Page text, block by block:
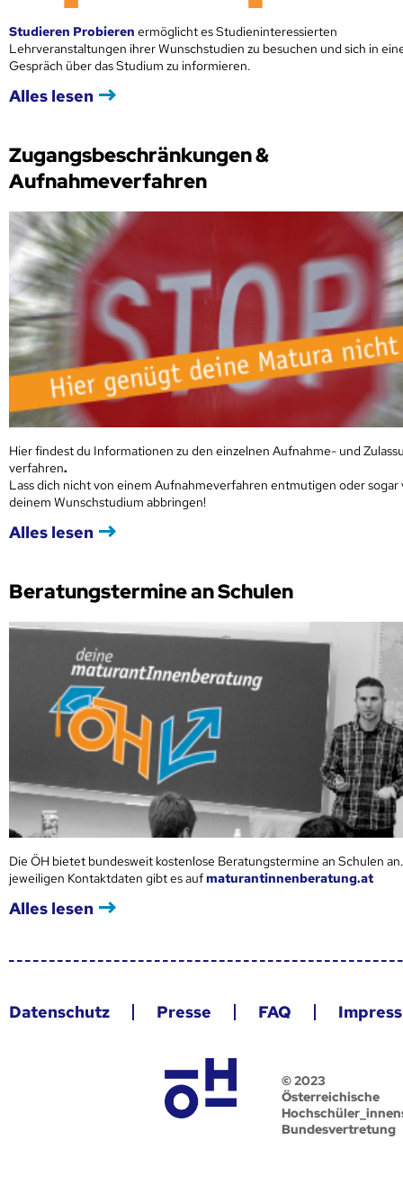
Studieren Probieren ermöglicht es Studieninteressierten
Lehrveranstaltungen ihrer Wunschstudien zu besuchen und sich in
Gespräch über das Studium zu informieren.
Alles lesen
Zugangsbeschränkungen &
Aufnahmeverfahren
Hier findest du Informationen zu den einzelnen Aufnahme- und
verfahren.
Lass dich nicht von einem Aufnahmeverfahren entmutigen oder sogar
deinem Wunschstudium abbringen!
Alles lesen
Beratungstermine an Schulen
Die ÖH bietet bundesweit kostenlose Beratungstermine an Schulen
jeweiligen Kontaktdaten gibt es aufmaturantinnenberatung.at
Alles lesen
Datenschutz Presse FAQ
© 2023
Österreichische
Bundesvertretung